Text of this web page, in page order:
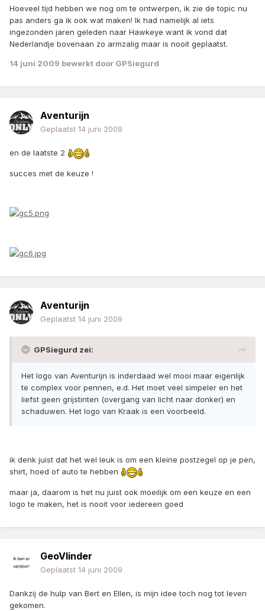
Hoeveel tijd hebben we nog om te ontwerpen, ik zie de topic nu
pas anders ga ik ook wat maken! Ik had namelijk al iets
ingezonden jaren geleden naar Hawkeye want ik vond dat
Nederlandje bovenaan zo armzalig maar is nooit geplaatst.
14 juni 2009 bewerkt door GPSiegurd
Aventurijn
Geplaatst 14 juni 2009
en de laatste 2
succes met de keuze !
Aventurijn
Geplaatst 14 juni 2009
GPSiegurd zei:
Het logo van Aventurijn is inderdaad wel mooi maar eigenlijk
te complex voor pennen, e.d. Het moet veel simpeler en het
liefst geen grijstinten (overgang van licht naar donker) en
schaduwen. Het logo van Kraak is een voorbeeld.
ik denk juist dat het wel leuk is om een kleine postzegel op je pen,
shirt, hoed of auto te hebben
maar ja, daarom is het nu juist ook moeilijk om een keuze en een
logo te maken, het is nooit voor iedereen goed
GeoVlinder
Geplaatst 14 juni 2009
Dankzij de hulp van Bert en Ellen, is mijn idee toch nog tot leven
gekomen.